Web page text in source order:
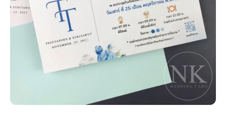
ซองเปล่า
รับพิมพ์หน้าซอง
Wax Seal Sticker | สติกเกอร์ตราครั่งปิดซอง
การ์ดแต่งงานออนไลน์